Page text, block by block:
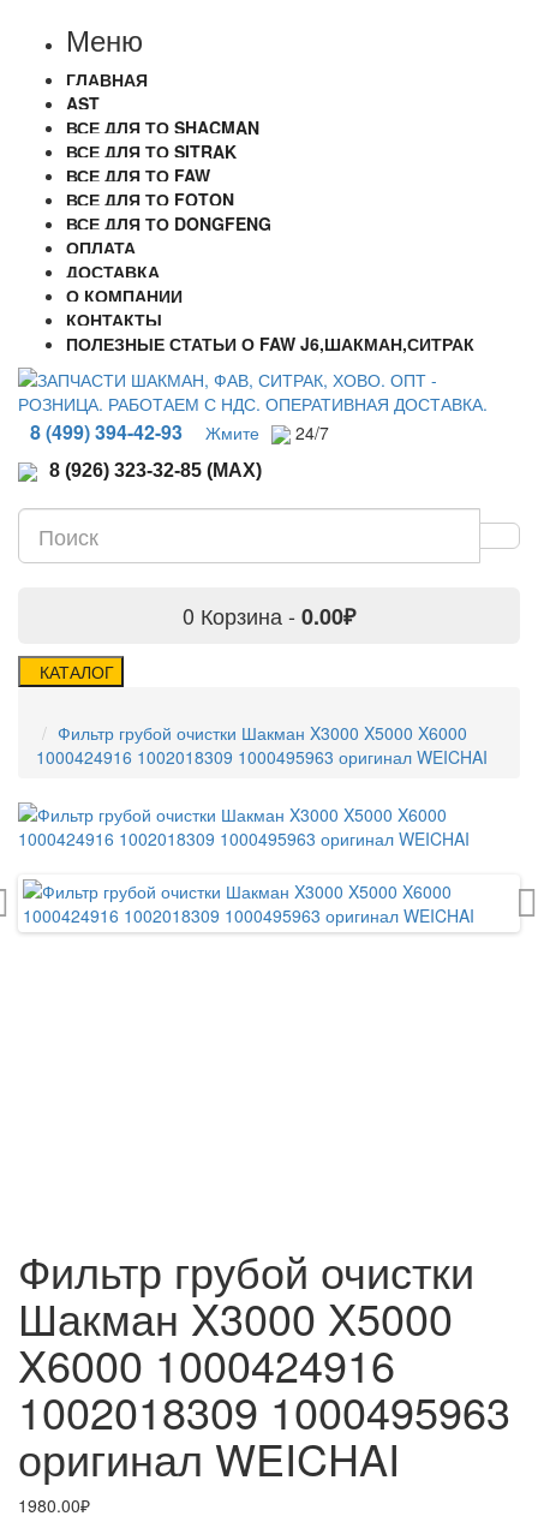
Меню
ГЛАВНАЯ
AST
ВСЕ ДЛЯ ТО SHACMAN
ВСЕ ДЛЯ ТО SITRAK
ВСЕ ДЛЯ ТО FAW
ВСЕ ДЛЯ ТО FOTON
ВСЕ ДЛЯ ТО DONGFENG
ОПЛАТА
ДОСТАВКА
О КОМПАНИИ
КОНТАКТЫ
ПОЛЕЗНЫЕ СТАТЬИ О FAW J6,ШАКМАН,СИТРАК
8 (499) 394-42-93 Жмите 24/7
8 (926) 323-32-85 (MAX)
0 Корзина - 0.00₽
КАТАЛОГ
Фильтр грубой очистки Шакман X3000 X5000 X6000
1000424916 1002018309 1000495963 оригинал WEICHAI
Фильтр грубой очистки
Шакман X3000 X5000
X6000 1000424916
1002018309 1000495963
оригинал WEICHAI
1980.00₽